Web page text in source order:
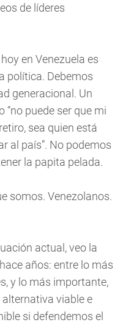
de líderes
en Venezuela es
política. Debemos
generacional. Un
puede ser que mi
sea quien está
al país”. No podemos
la papita pelada.
somos. Venezolanos.
actual, veo la
años: entre lo más
y lo más importante,
viable e
si defendemos el